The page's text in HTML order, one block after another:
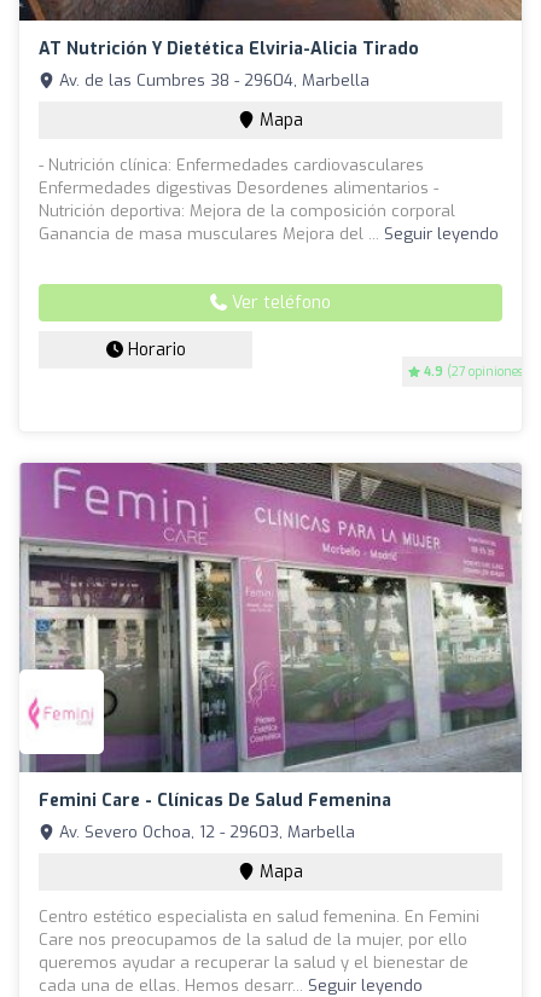
AT Nutrición Y Dietética Elviria-Alicia Tirado
4.9 (27 opiniones)
Av. de las Cumbres 38 - 29604, Marbella
Mapa
- Nutrición clínica: Enfermedades cardiovasculares
Enfermedades digestivas Desordenes alimentarios -
Nutrición deportiva: Mejora de la composición corporal
Ganancia de masa musculares Mejora del ... Seguir leyendo
Ver teléfono
Horario
Femini Care - Clínicas De Salud Femenina
Av. Severo Ochoa, 12 - 29603, Marbella
Mapa
Centro estético especialista en salud femenina. En Femini
Care nos preocupamos de la salud de la mujer, por ello
queremos ayudar a recuperar la salud y el bienestar de
cada una de ellas. Hemos desarr... Seguir leyendo